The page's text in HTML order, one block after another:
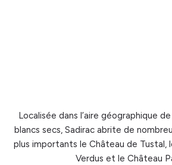
Localisée dans l’aire géographique
blancs secs, Sadirac abrite de
plus importants le Château de Tustal,
Verdus et le Château